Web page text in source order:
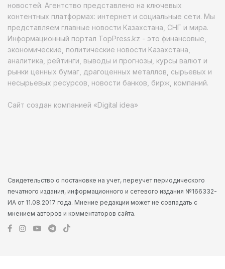
новостей. Агентство представлено на ключевых
контентных платформах: интернет и социальные сети. Мы
представляем главные новости Казахстана, СНГ и мира.
Информационный портал TopPress.kz - это финансовые,
экономические, политические новости Казахстана,
аналитика, рейтинги, выводы и прогнозы, курсы валют и
рынки ценных бумаг, драгоценных металлов, сырьевых и
несырьевых ресурсов, новости банков, бирж, компаний.
Сайт создан компанией «Digital idea»
Свидетельство о постановке на учет, переучет периодического
печатного издания, информационного и сетевого издания №166332-
ИА от 11.08.2017 года. Мнение редакции может не совпадать с
мнением авторов и комментаторов сайта.